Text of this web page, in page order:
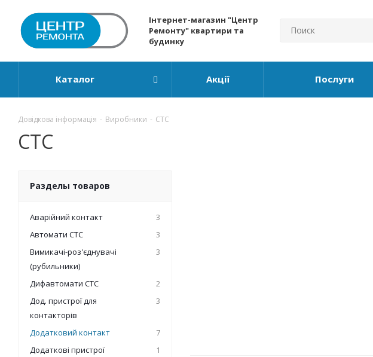
Інтернет-магазин "Центр
Ремонту" квартири та
будинку
Каталог Акції Послуги
Довідкова інформація - Виробники - СТС
СТС
Разделы товаров
Аварійний контакт
3
Автомати СТС
3
Вимикачі-роз'єднувачі
(рубильники)
3
Дифавтомати СТС
2
Дод. пристрої для
контакторів
3
Додатковий контакт
7
Додаткові пристрої
1